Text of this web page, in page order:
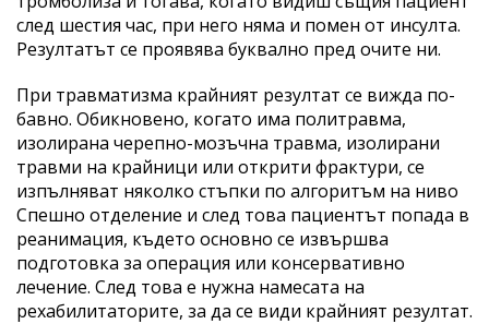
след шестия час, при него няма и помен от инсулта.
Резултатът се проявява буквално пред очите ни.
При травматизма крайният резултат се вижда по-
бавно. Обикновено, когато има политравма,
изолирана черепно-мозъчна травма, изолирани
травми на крайници или открити фрактури, се
изпълняват няколко стъпки по алгоритъм на ниво
Спешно отделение и след това пациентът попада в
реанимация, където основно се извършва
подготовка за операция или консервативно
лечение. След това е нужна намесата на
рехабилитаторите, за да се види крайният резултат.